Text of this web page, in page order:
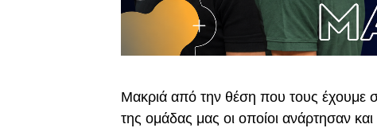
Μακριά από την θέση που τους έχουμε
της ομάδας μας οι οποίοι ανάρτησαν